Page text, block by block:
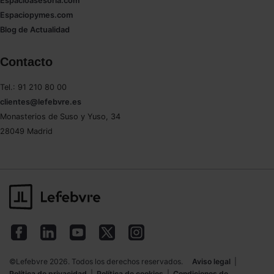
Espaciopymes.com
Blog de Actualidad
Contacto
Tel.: 91 210 80 00
clientes@lefebvre.es
Monasterios de Suso y Yuso, 34
28049 Madrid
©Lefebvre 2026. Todos los derechos reservados. Aviso legal